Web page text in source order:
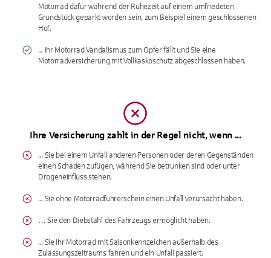
Motorrad dafür während der Ruhezeit auf einem umfriedeten
Grundstück geparkt worden sein, zum Beispiel einem geschlossenen
Hof.
... Ihr Motorrad Vandalismus zum Opfer fällt und Sie eine
Motorradversicherung mit Vollkaskoschutz abgeschlossen haben.
Ihre Versicherung zahlt in der Regel nicht, wenn ...
... Sie bei einem Unfall anderen Personen oder deren Gegenständen
einen Schaden zufügen, während Sie betrunken sind oder unter
Drogeneinfluss stehen.
... Sie ohne Motorradführerschein einen Unfall verursacht haben.
… Sie den Diebstahl des Fahrzeugs ermöglicht haben.
... Sie Ihr Motorrad mit Saisonkennzeichen außerhalb des
Zulassungszeitraums fahren und ein Unfall passiert.